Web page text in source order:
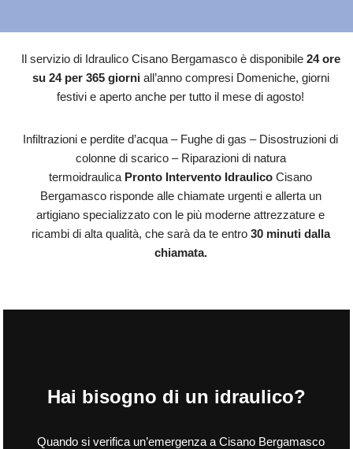
Il servizio di Idraulico Cisano Bergamasco è disponibile 24 ore
su 24 per 365 giorniall’anno compresi Domeniche, giorni
festivi e aperto anche per tutto il mese di agosto!
Infiltrazioni e perdite d’acqua – Fughe di gas – Disostruzioni di
colonne di scarico – Riparazioni di natura
termoidraulica Pronto Intervento Idraulico Cisano
Bergamasco risponde alle chiamate urgenti e allerta un
artigiano specializzato con le più moderne attrezzature e
ricambi di alta qualità, che sarà da te entro30 minuti dalla
chiamata.
Hai bisogno di un idraulico?
Quando si verifica un’emergenza a Cisano Bergamasco